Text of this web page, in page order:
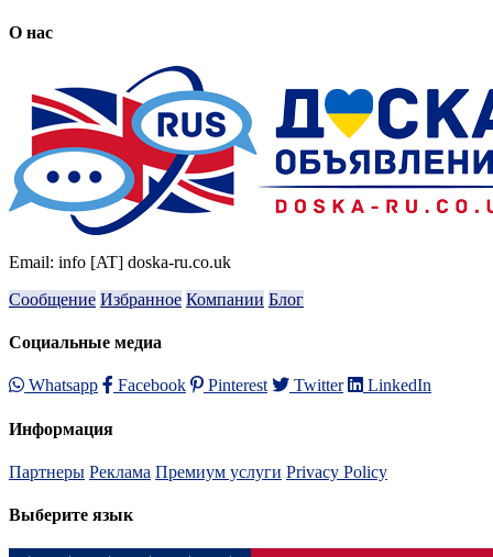
О нас
Email: info [AT] doska-ru.co.uk
Сообщение Избранное Компании Блог
Социальные медиа
Whatsapp Facebook Pinterest Twitter LinkedIn
Информация
Партнеры Реклама Премиум услуги Privacy Policy
Выберите язык